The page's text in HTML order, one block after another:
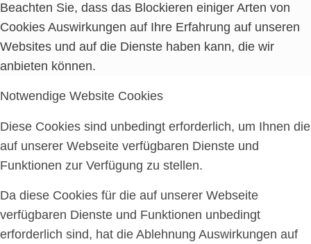
Beachten Sie, dass das Blockieren einiger Arten von
Cookies Auswirkungen auf Ihre Erfahrung auf unseren
Websites und auf die Dienste haben kann, die wir
anbieten können.
Notwendige Website Cookies
Diese Cookies sind unbedingt erforderlich, um Ihnen die
auf unserer Webseite verfügbaren Dienste und
Funktionen zur Verfügung zu stellen.
Da diese Cookies für die auf unserer Webseite
verfügbaren Dienste und Funktionen unbedingt
erforderlich sind, hat die Ablehnung Auswirkungen auf